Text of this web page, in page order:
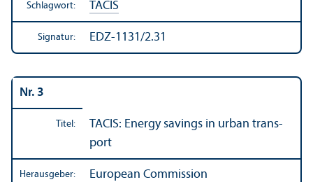
Schlagwort: TACIS
Signatur: EDZ-1131/2.31
Nr. 3
Titel:
TACIS: Energy savings in urban trans­
port
Herausgeber: European Commission